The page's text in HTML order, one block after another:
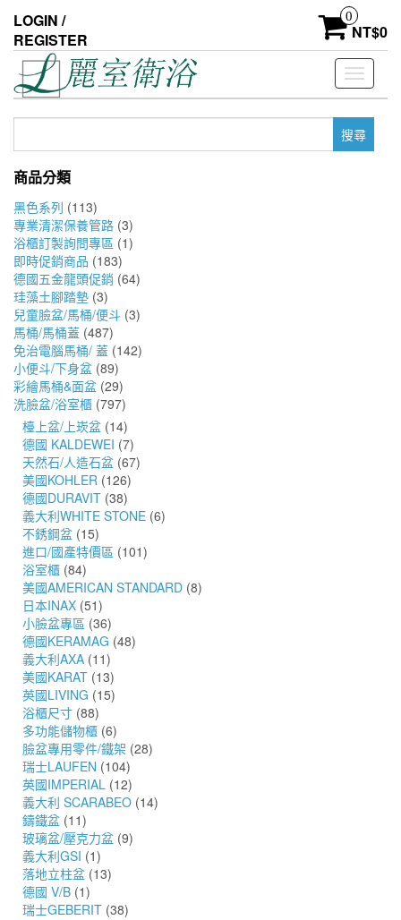
the
content
LOGIN /
REGISTER
0
NT$0
Toggle
鍵
商品分類
黑色系列 (113)
專業清潔保養管路 (3)
浴櫃訂製詢問專區 (1)
即時促銷商品 (183)
德國五金龍頭促銷 (64)
珪藻土腳踏墊 (3)
兒童臉盆/馬桶/便斗 (3)
馬桶/馬桶蓋 (487)
免治電腦馬桶/ 蓋 (142)
小便斗/下身盆 (89)
彩繪馬桶&面盆 (29)
洗臉盆/浴室櫃 (797)
檯上盆/上崁盆 (14)
德國 KALDEWEI (7)
天然石/人造石盆 (67)
美國KOHLER (126)
德國DURAVIT (38)
義大利WHITE STONE (6)
不銹鋼盆 (15)
進口/國產特價區 (101)
浴室櫃 (84)
美國AMERICAN STANDARD (8)
日本INAX (51)
小臉盆專區 (36)
德國KERAMAG (48)
義大利AXA (11)
美國KARAT (13)
英國LIVING (15)
浴櫃尺寸 (88)
多功能儲物櫃 (6)
臉盆專用零件/鐵架 (28)
瑞士LAUFEN (104)
英國IMPERIAL (12)
義大利 SCARABEO (14)
鑄鐵盆 (11)
玻璃盆/壓克力盆 (9)
義大利GSI (1)
落地立柱盆 (13)
德國 V/B (1)
瑞士GEBERIT (38)